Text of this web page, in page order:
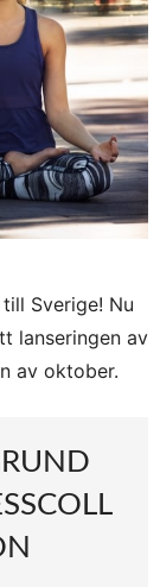
Sverige! Nu
lanseringen av
av oktober.